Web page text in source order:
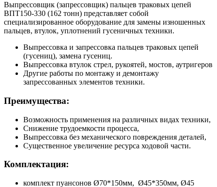
Выпрессовщик (запрессовщик) пальцев траковых цепей
ВПТ150-330 (162 тонн) представляет собой
специализированное оборудование для замены изношенных
пальцев, втулок, уплотнений гусеничных техники.
Выпрессовка и запрессовка пальцев траковых цепей
(гусениц), замена гусениц.
Выпрессовка втулок стрел, рукоятей, мостов, аутригеров
Другие работы по монтажу и демонтажу
запрессованных элементов техники.
Преимущества:
Возможность применения на различных видах техники,
Снижение трудоемкости процесса,
Выпрессовка без механического повреждения деталей,
Существенное увеличение ресурса ходовой части.
Комплектация:
комплект пуансонов Ø70*150мм, Ø45*350мм, Ø45